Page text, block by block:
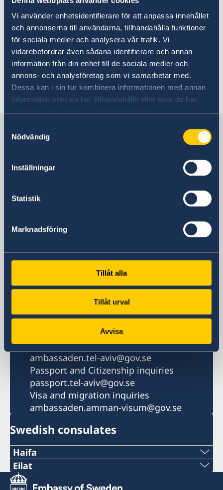
Vi använder enhetsidentifierare för att anpassa innehållet
och annonserna till användarna, tillhandahålla funktioner
för sociala medier och analysera vår trafik. Vi
vidarebefordrar även sådana identifierare och annan
information från din enhet till de sociala medier och
annons- och analysföretag som vi samarbetar med.
Dessa kan i sin tur kombinera informationen med annan
information som du har tillhandahållit eller som de har
Nödvändig
Inställningar
Statistik
Marknadsföring
Tillåt alla
Tillåt urval
Avvisa
contact the Embassy’s switchboard
and choose to be connected to the
Ministry for Foreign Affairs’ Consular
Emergency Center in Stockholm,
available 24/7.
Sweden in Israel, Tel Aviv
Embassy
Adgar 360, 24 tr.
Postal address
P.O.B. 9393
Tel Aviv 6109301
Israel
General inquiries
+972 3 718 00 00
General inquiries
ambassaden.tel-aviv@gov.se
Passport and Citizenship inquiries
passport.tel-aviv@gov.se
Visa and migration inquiries
ambassaden.amman-visum@gov.se
Swedish consulates
Haifa
Phone 1
+972 4 864 31 62
Eilat
Phone